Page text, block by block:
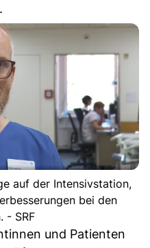
auf der Intensivstation,
bei den
- SRF
und Patienten